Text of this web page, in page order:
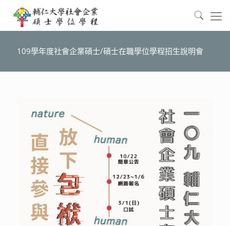
109學年度社會企業碩士/碩士在職學位學程招生說明會